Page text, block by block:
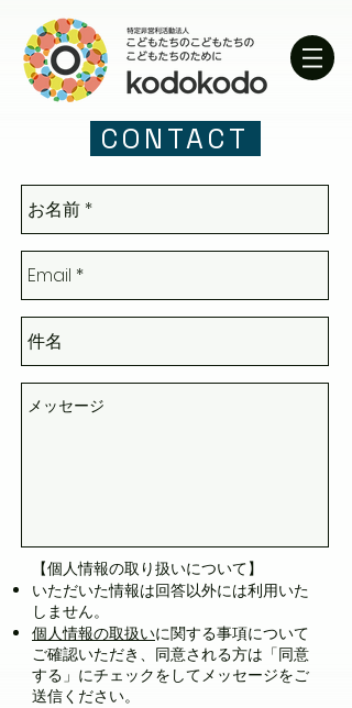
CONTACT
【個人情報の取り扱いについて】
いただいた情報は回答以外には利用いた
しません。
個人情報の取扱いに関する事項について
ご確認いただき、同意される方は「同意
する」にチェックをしてメッセージをご
送信ください。